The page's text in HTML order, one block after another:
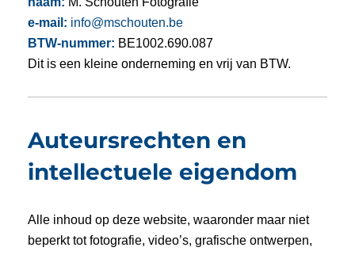
e-mail: info@mschouten.be
BTW-nummer: BE1002.690.087
Dit is een kleine onderneming en vrij van BTW.
Auteursrechten en
intellectuele eigendom
Alle inhoud op deze website, waaronder maar niet
beperkt tot fotografie, video’s, grafische ontwerpen,